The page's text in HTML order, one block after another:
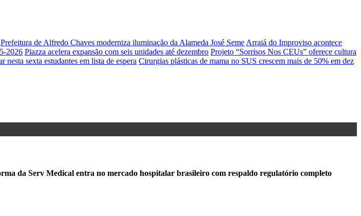
Prefeitura de Alfredo Chaves moderniza iluminação da Alameda José Seme Arraiá do Improviso acontece
2026 Piazza acelera expansão com seis unidades até dezembro Projeto “Sorrisos Nos CEUs” oferece cultura
nesta sexta estudantes em lista de espera Cirurgias plásticas de mama no SUS crescem mais de 50% em dez
da Serv Medical entra no mercado hospitalar brasileiro com respaldo regulatório completo